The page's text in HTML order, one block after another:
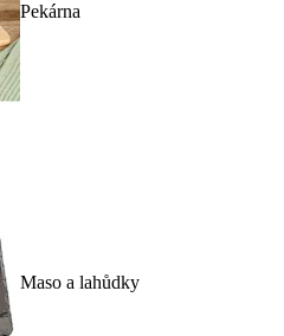
Pekárna
Maso a lahůdky